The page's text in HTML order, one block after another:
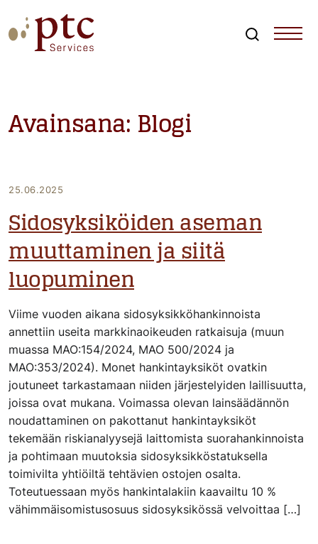
to
content
Avainsana: Blogi
25.06.2025
Sidosyksiköiden aseman
muuttaminen ja siitä
luopuminen
Viime vuoden aikana sidosyksikköhankinnoista
annettiin useita markkinaoikeuden ratkaisuja (muun
muassa MAO:154/2024, MAO 500/2024 ja
MAO:353/2024). Monet hankintayksiköt ovatkin
joutuneet tarkastamaan niiden järjestelyiden laillisuutta,
joissa ovat mukana. Voimassa olevan lainsäädännön
noudattaminen on pakottanut hankintayksiköt
tekemään riskianalyysejä laittomista suorahankinnoista
ja pohtimaan muutoksia sidosyksikköstatuksella
toimivilta yhtiöiltä tehtävien ostojen osalta.
Toteutuessaan myös hankintalakiin kaavailtu 10 %
vähimmäisomistusosuus sidosyksikössä velvoittaa […]